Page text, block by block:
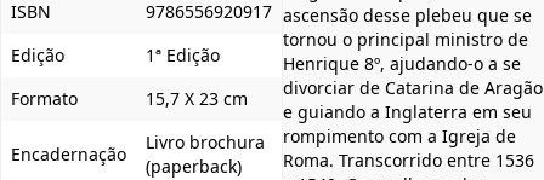
ISBN
9786556920917
Edição
1ª Edição
Formato
15,7 X 23 cm
Encadernação
Livro brochura
(paperback)
ascensão desse plebeu que se
tornou o principal ministro de
Henrique 8º, ajudando-o a se
divorciar de Catarina de Aragão
e guiando a Inglaterra em seu
rompimento com a Igreja de
Roma. Transcorrido entre 1536